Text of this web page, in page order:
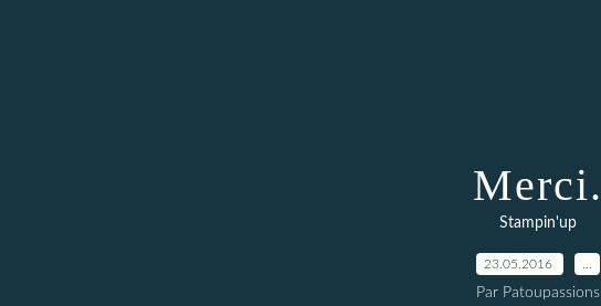
Merci.
Stampin'up
23.05.2016
Par Patoupassions